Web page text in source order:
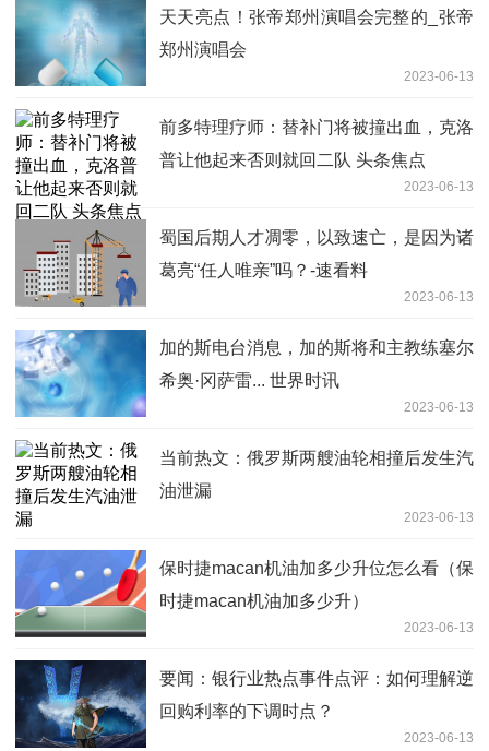
天天亮点！张帝郑州演唱会完整的_张帝
郑州演唱会
2023-06-13
前多特理疗师：替补门将被撞出血，克洛
普让他起来否则就回二队 头条焦点
2023-06-13
蜀国后期人才凋零，以致速亡，是因为诸
葛亮“任人唯亲”吗？-速看料
2023-06-13
加的斯电台消息，加的斯将和主教练塞尔
希奥·冈萨雷... 世界时讯
2023-06-13
当前热文：俄罗斯两艘油轮相撞后发生汽
油泄漏
2023-06-13
保时捷macan机油加多少升位怎么看（保
时捷macan机油加多少升）
2023-06-13
要闻：银行业热点事件点评：如何理解逆
回购利率的下调时点？
2023-06-13